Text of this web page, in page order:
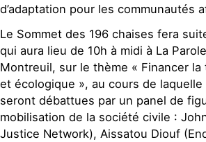
d’adaptation pour les communautés
Le Sommet des 196 chaises fera
qui aura lieu de 10h à midi à La
Montreuil, sur le thème « Financer
et écologique », au cours de
seront débattues par un panel de
mobilisation de la société civile :
Justice Network), Aissatou Diouf